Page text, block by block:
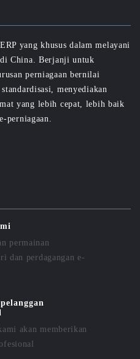
yang khusus dalam melayani
di China. Berjanji untuk
perniagaan bernilai
menyediakan
yang lebih cepat, lebih baik
perniagaan.
permainan
dan perdagangan e-
akan memberikan